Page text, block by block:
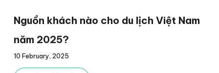
Nguồn khách nào cho du lịch Việt Nam
năm 2025?
10 February, 2025